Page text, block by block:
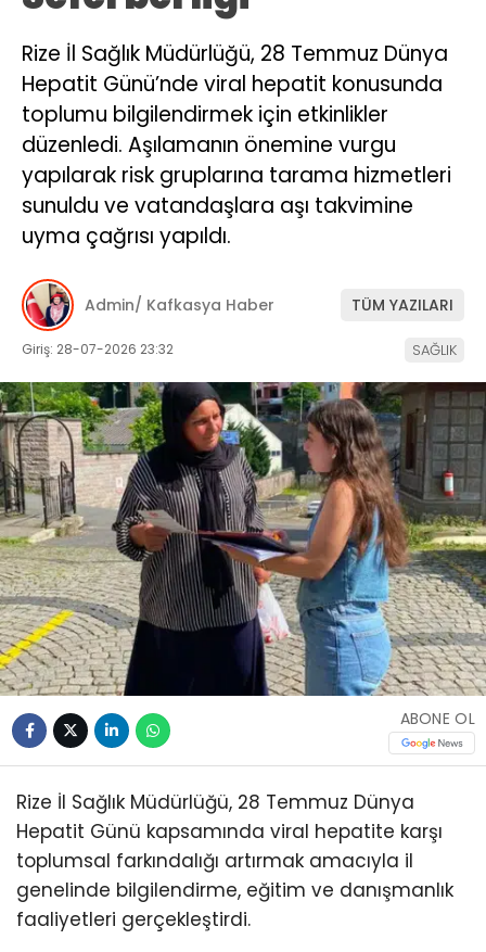
Rize İl Sağlık Müdürlüğü, 28 Temmuz Dünya
Hepatit Günü’nde viral hepatit konusunda
toplumu bilgilendirmek için etkinlikler
düzenledi. Aşılamanın önemine vurgu
yapılarak risk gruplarına tarama hizmetleri
sunuldu ve vatandaşlara aşı takvimine
uyma çağrısı yapıldı.
Admin/ Kafkasya Haber TÜM YAZILARI
Giriş: 28-07-2026 23:32 SAĞLIK
ABONE OL
Rize İl Sağlık Müdürlüğü, 28 Temmuz Dünya
Hepatit Günü kapsamında viral hepatite karşı
toplumsal farkındalığı artırmak amacıyla il
genelinde bilgilendirme, eğitim ve danışmanlık
faaliyetleri gerçekleştirdi.